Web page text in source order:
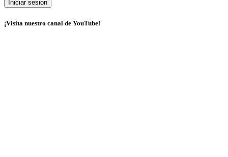
¡Visita nuestro canal de YouTube!